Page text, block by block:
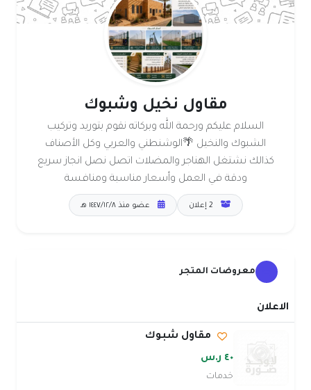
مقاول نخيل وشبوك
السلام عليكم ورحمة الله وبركاته نقوم بتوريد وتركيب
الشبوك والنخيل 🌴الوشنطني والعربي وكل الأصناف
كذالك نشتغل الهناجر والمضلات اتصل نصل انجاز سريع
ودقة في العمل وأسعار مناسبة ومنافسة
عضو منذ ٨‏/١٢‏/١٤٤٧ هـ
معروضات المتجر
الاعلان
مقاول شبوك
٤٠ ر.س
خدمات